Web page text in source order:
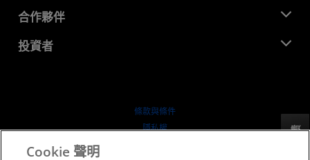
招聘
聯絡我們
媒體庫
開發者中心
案例研究
合作夥伴
AMD 合作夥伴中心
投資者
行情走勢
條款與條件
隱私權
反馈
Cookie 聲明